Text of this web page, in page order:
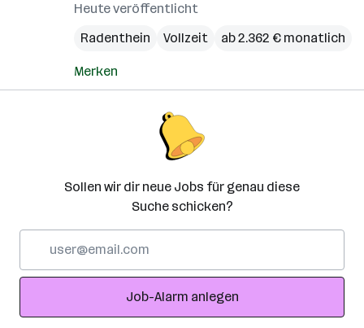
Heute veröffentlicht
Radenthein
Vollzeit ab 2.362 € monatlich
Merken
Sollen wir dir neue Jobs für genau diese
Suche schicken?
Adresse
Job-Alarm anlegen